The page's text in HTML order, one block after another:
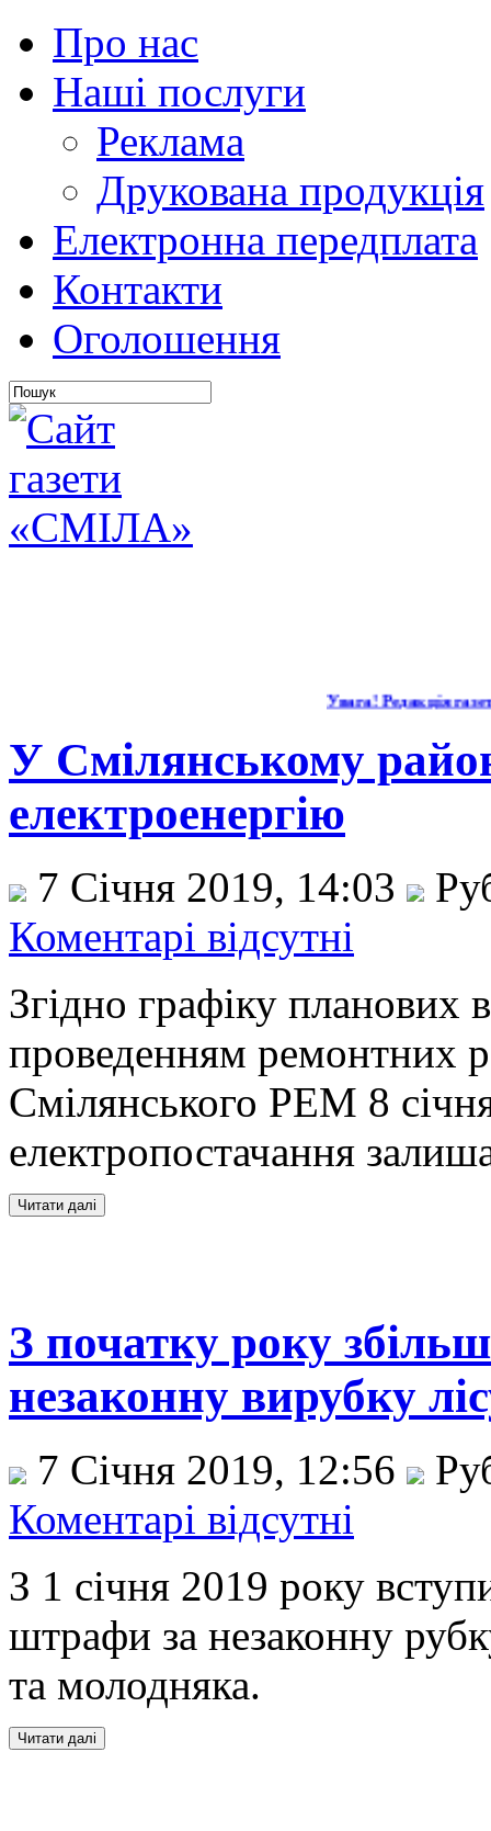
Про нас
Наші послуги
Реклама
Друкована продукція
Електронна передплата
Контакти
Оголошення
Увага! Редакція
У Смілянському
електроенергію
7 Січня 2019, 14:03
Коментарі відсутні
Згідно графіку планових
проведенням ремонтних
Смілянського РЕМ 8
електропостачання
З початку року
незаконну вирубку
7 Січня 2019, 12:56
Коментарі відсутні
З 1 січня 2019 року
штрафи за незаконну
та молодняка.